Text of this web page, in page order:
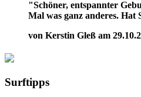
"Schöner, entspannter
Mal was ganz anderes. Hat
von Kerstin Gleß am
Surftipps